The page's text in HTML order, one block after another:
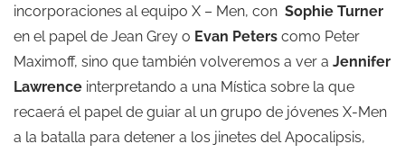
incorporaciones al equipo X – Men, con Sophie Turner
en el papel de Jean Grey o Evan Peters como Peter
Maximoff, sino que también volveremos a ver a Jennifer
Lawrence interpretando a una Mística sobre la que
recaerá el papel de guiar al un grupo de jóvenes X-Men
a la batalla para detener a los jinetes del Apocalipsis,